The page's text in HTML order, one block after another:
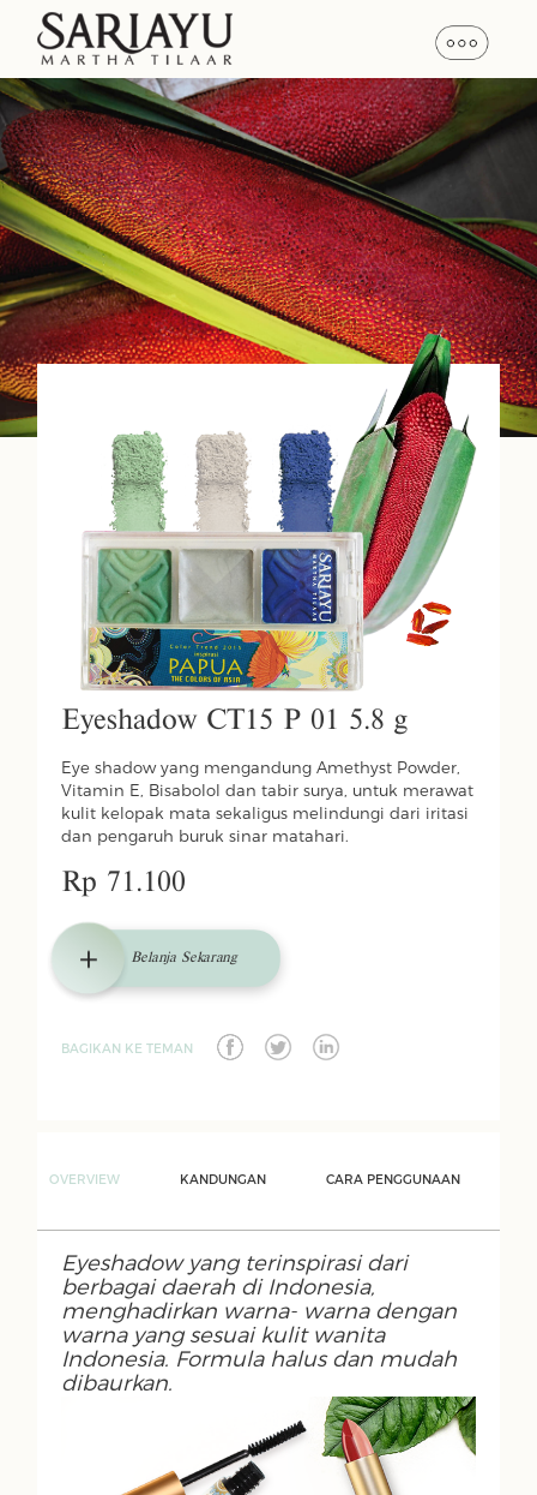
Eyeshadow CT15 P 01 5.8 g
Eye shadow yang mengandung Amethyst Powder,
Vitamin E, Bisabolol dan tabir surya, untuk merawat
kulit kelopak mata sekaligus melindungi dari iritasi
dan pengaruh buruk sinar matahari.
Rp 71.100
Belanja Sekarang
BAGIKAN KE TEMAN
OVERVIEW KANDUNGAN CARA PENGGUNAAN
Eyeshadow yang terinspirasi dari
berbagai daerah di Indonesia,
menghadirkan warna- warna dengan
warna yang sesuai kulit wanita
Indonesia. Formula halus dan mudah
dibaurkan.